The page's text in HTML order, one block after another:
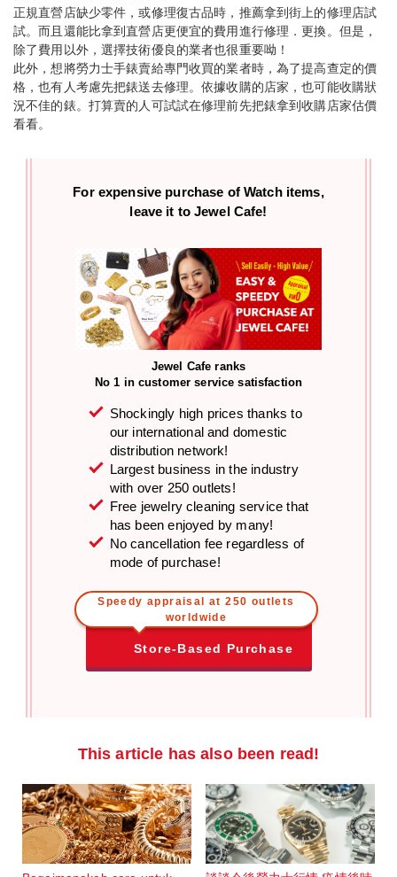
正規直營店缺少零件，或修理復古品時，推薦拿到街上的修理店試
試。而且還能比拿到直營店更便宜的費用進行修理．更換。但是，
除了費用以外，選擇技術優良的業者也很重要呦！
此外，想將勞力士手錶賣給專門收買的業者時，為了提高查定的價
格，也有人考慮先把錶送去修理。依據收購的店家，也可能收購狀
況不佳的錶。打算賣的人可試試在修理前先把錶拿到收購店家估價
看看。
For expensive purchase of Watch items,
leave it to Jewel Cafe!
Jewel Cafe ranks
No 1 in customer service satisfaction
Shockingly high prices thanks to
our international and domestic
distribution network!
Largest business in the industry
with over 250 outlets!
Free jewelry cleaning service that
has been enjoyed by many!
No cancellation fee regardless of
mode of purchase!
Speedy appraisal at 250 outlets
worldwide
Store-Based Purchase
This article has also been read!